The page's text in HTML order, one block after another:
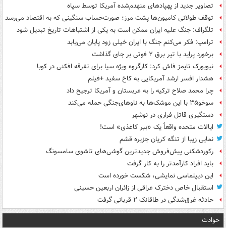
تصاویر جدید از پهپادهای منهدم‌شده آمریکا توسط سپاه
توقف طولانی کامیون‌ها پشت مرز؛ صورت‌حساب سنگینی که به اقتصاد می‌رسد
تلگراف: جنگ علیه ایران ممکن است به یکی از اشتباهات تاریخ تبدیل شود
ترامپ: فکر می‌کنم جنگ با ایران خیلی زود پایان می‌یابد
برخورد پراید با تیر برق ۲ فوتی بر جای گذاشت
نیویورک تایمز فاش کرد: کارگروه ویژه سیا برای تفرقه افکنی در کوبا
هشدار افسر ارشد آمریکایی به کاخ سفید +فیلم
چرا محمد صلاح ترکیه را به عربستان و آمریکا ترجیح داد
سوخو۳۵ با این موشک‌ها به ناوهای‌جنگی حمله می‌کند
دستگیری قاتل فراری در نوشهر
ایالات متحده واقعاً یک «ببر کاغذی» است!
نمایی زیبا از تنگه کریان جزیره قشم
رکوردشکنی پیش‌فروش جدیدترین گوشی‌های تاشوی سامسونگ
باید افراد کارآمدتر را به کار گرفت
این دیپلماسی نمایشی، شکست خورده است
استقبال خاص دخترک عراقی از زائران اربعین حسینی
حادثه غرق‌شدگی در طاقانک ۲ قربانی گرفت
حوادث